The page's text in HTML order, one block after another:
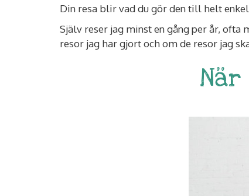
Din resa blir vad du gör den till helt
Själv reser jag minst en gång per år, ofta
resor jag har gjort och om de resor jag